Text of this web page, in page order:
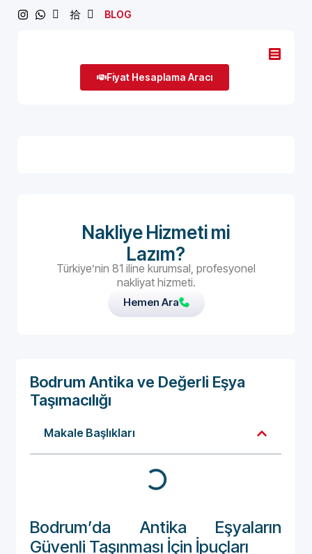
BLOG
Fiyat Hesaplama Aracı
Nakliye Hizmeti mi
Lazım?
Türkiye’nin 81 iline kurumsal, profesyonel
nakliyat hizmeti.
Hemen Ara
Bodrum Antika ve Değerli Eşya
Taşımacılığı
Makale Başlıkları
Bodrum’da Antika Eşyaların
Güvenli Taşınması İçin İpuçları